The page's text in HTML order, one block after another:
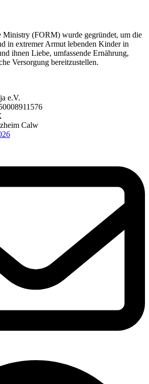
Ministry (FORM) wurde gegründet, um die
in extremer Armut lebenden Kinder in
ihnen Liebe, umfassende Ernährung,
Versorgung bereitzustellen.
e.V.
Calw